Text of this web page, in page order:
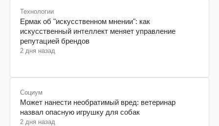
Технологии
Ермак об "искусственном мнении": как
искусственный интеллект меняет управление
репутацией брендов
2 дня назад
Социум
Может нанести необратимый вред: ветеринар
назвал опасную игрушку для собак
2 дня назад